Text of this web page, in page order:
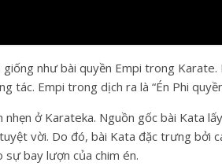
như bài quyền Empi trong
tác. Empi trong dịch ra là “Én Phi
ở Karateka. Nguồn gốc bài Kata
vời. Do đó, bài Kata đặc trưng bởi
bay lượn của chim én.